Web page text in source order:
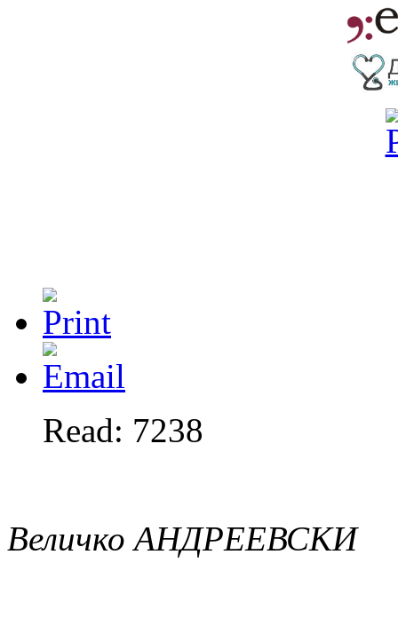
Read: 7238
Величко АНДРЕЕВСКИ